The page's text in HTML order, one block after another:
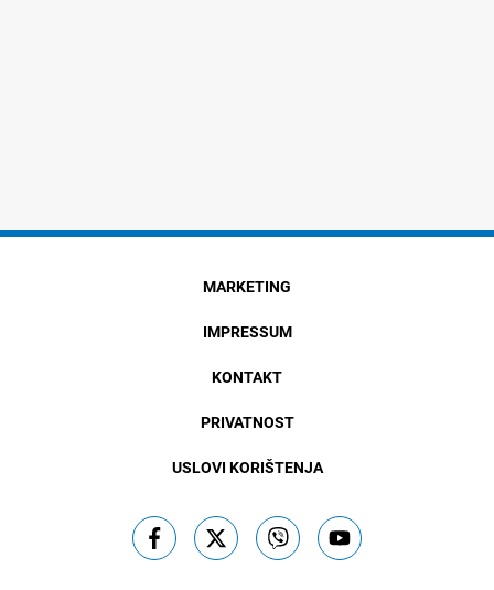
MARKETING
IMPRESSUM
KONTAKT
PRIVATNOST
USLOVI KORIŠTENJA